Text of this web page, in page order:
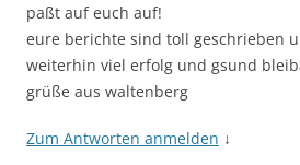
paßt auf euch auf!
eure berichte sind toll geschrieben
weiterhin viel erfolg und gsund
grüße aus waltenberg
Zum Antworten anmelden ↓